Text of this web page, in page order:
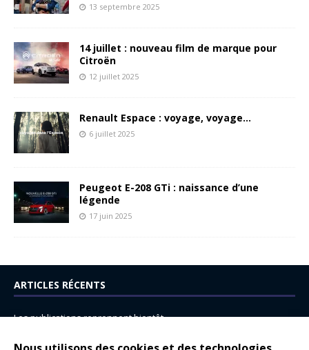
13 septembre 2025
14 juillet : nouveau film de marque pour
Citroën
12 juillet 2025
Renault Espace : voyage, voyage…
6 juillet 2025
Peugeot E-208 GTi : naissance d’une
légende
17 juin 2025
ARTICLES RÉCENTS
Les publications reprennent bientôt…